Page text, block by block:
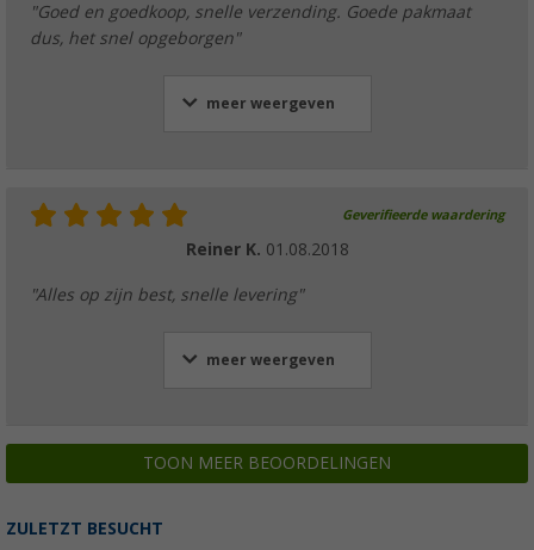
"Goed en goedkoop, snelle verzending. Goede pakmaat
dus, het snel opgeborgen"
meer weergeven
Geverifieerde waardering
Reiner K. 01.08.2018
"Alles op zijn best, snelle levering"
meer weergeven
TOON MEER BEOORDELINGEN
ZULETZT BESUCHT